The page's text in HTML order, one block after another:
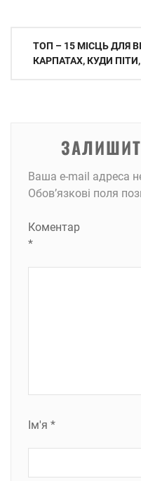
Навігація
записів
ТОП – 15 МІСЦЬ ДЛЯ
КАРПАТАХ, КУДИ
Ваша e-mail адреса
Обов’язкові поля
Коментар
*
Ім'я *